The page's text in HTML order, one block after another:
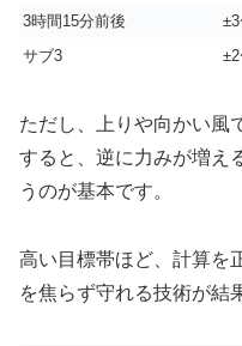
3時間15分前後
サブ3
ただし、上りや向かい風
すると、逆に力みが増え
うのが基本です。
高い目標帯ほど、計算を
を焦らず守れる技術が結